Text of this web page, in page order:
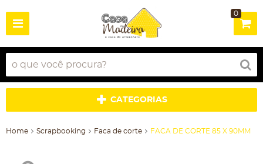
0
CATEGORIAS
Home Scrapbooking Faca de corte FACA DE CORTE 85 X 90MM